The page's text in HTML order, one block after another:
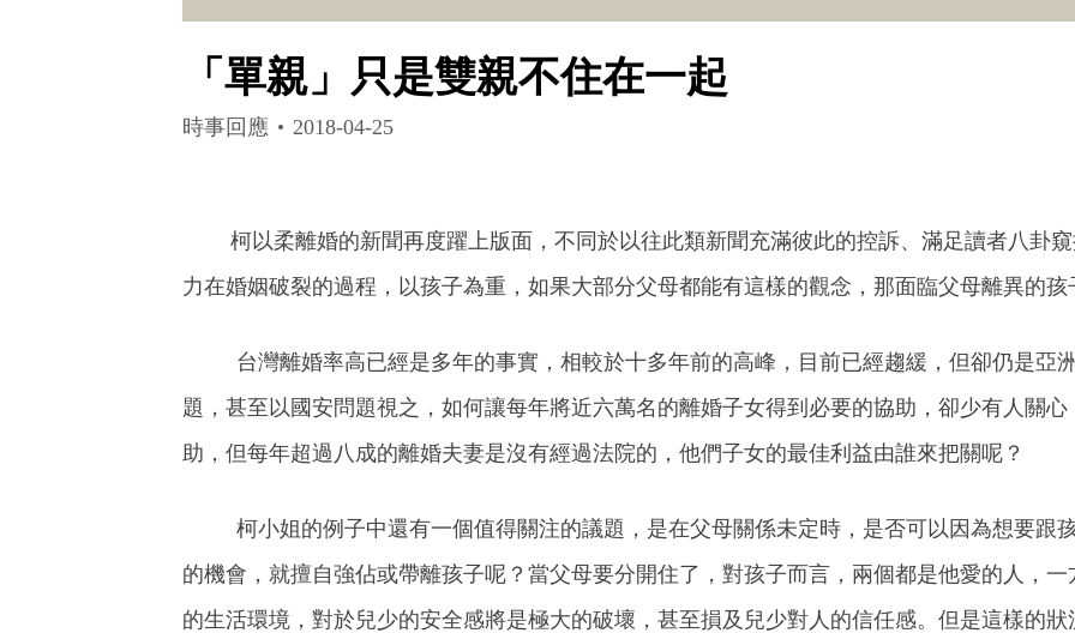
「單親」只是雙親不住在一起
時事回應 2018-04-25
柯以柔離婚的新聞再度躍上版面，不同於以往此類新聞充滿彼此的控訴、滿足讀者八卦窺
力在婚姻破裂的過程，以孩子為重，如果大部分父母都能有這樣的觀念，那面臨父母離異的
台灣離婚率高已經是多年的事實，相較於十多年前的高峰，目前已經趨緩，但卻仍是亞
題，甚至以國安問題視之，如何讓每年將近六萬名的離婚子女得到必要的協助，卻少有人關
助，但每年超過八成的離婚夫妻是沒有經過法院的，他們子女的最佳利益由誰來把關呢？
柯小姐的例子中還有一個值得關注的議題，是在父母關係未定時，是否可以因為想要跟
的機會，就擅自強佔或帶離孩子呢？當父母要分開住了，對孩子而言，兩個都是他愛的人，
的生活環境，對於兒少的安全感將是極大的破壞，甚至損及兒少對人的信任感。但是這樣的